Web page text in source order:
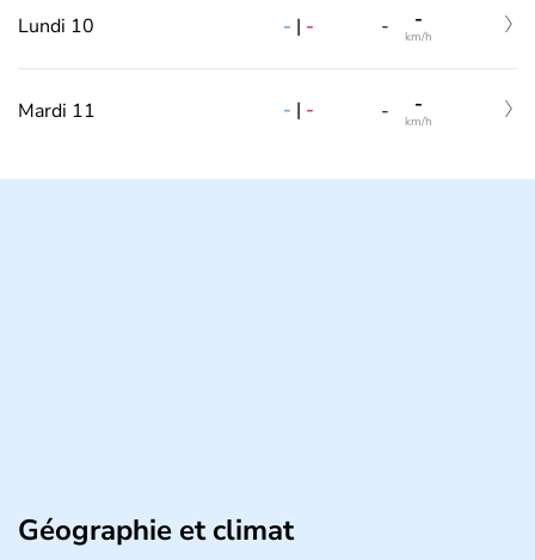
Lundi 10 - | - - -
km/h
Mardi 11 - | - - -
km/h
Géographie et climat